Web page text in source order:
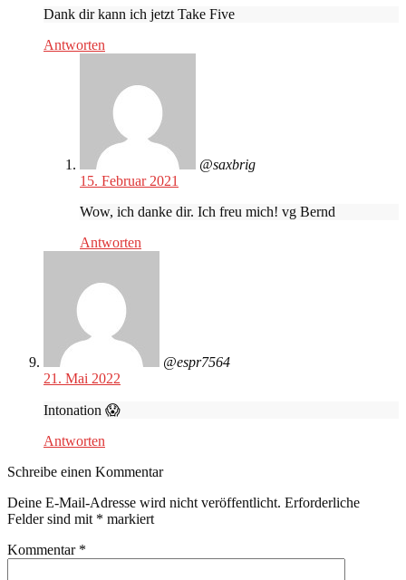
Dank dir kann ich jetzt Take Five
Antworten
@saxbrig
15. Februar 2021
Wow, ich danke dir. Ich freu mich! vg Bernd
Antworten
@espr7564
21. Mai 2022
Intonation 😱
Antworten
Schreibe einen Kommentar
Deine E-Mail-Adresse wird nicht veröffentlicht. Erforderliche
Felder sind mit * markiert
Kommentar *